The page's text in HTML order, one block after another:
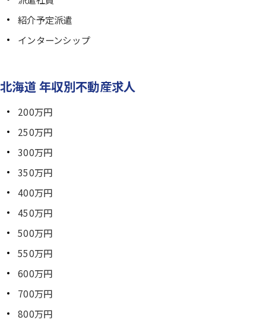
紹介予定派遣
インターンシップ
北海道 年収別不動産求人
200万円
250万円
300万円
350万円
400万円
450万円
500万円
550万円
600万円
700万円
800万円